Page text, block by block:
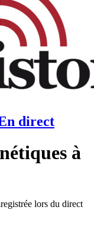
direct
à
lors du direct